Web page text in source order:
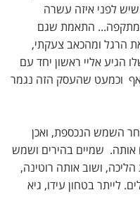
שיש לפני איזה עשרה
התאמת שגם
הרגל ומהכאב צעקתי,
הגיע אליי ראשון יחד עם
וכמעט שהעסק הזה נגמר
השמש הנכספת, ואכן
אותה. שמיים בהירים ושמש
היה ממוקם מרחק 7 דקות הליכה, ושוב אותה רוטינה,
לייתר בטחון עידו, גיא